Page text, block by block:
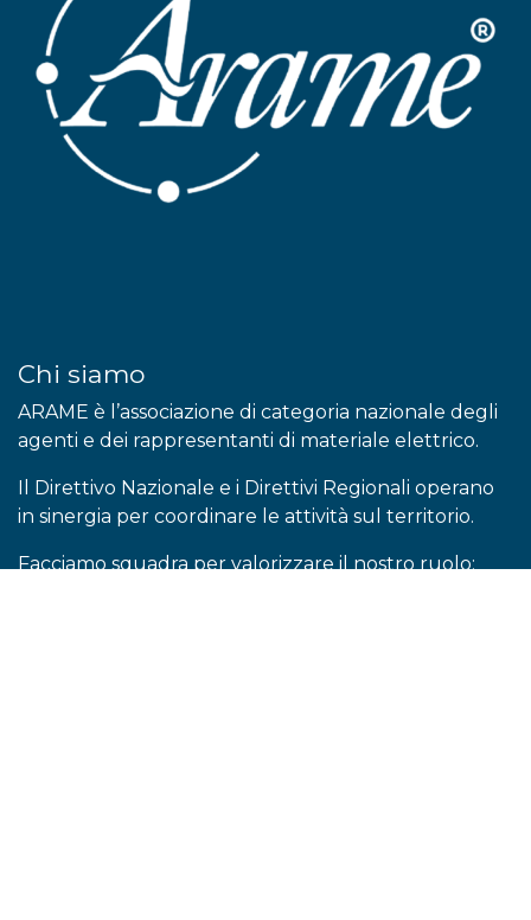
Chi siamo
ARAME è l’associazione di categoria nazionale degli
agenti e dei rappresentanti di materiale elettrico.
Il Direttivo Nazionale e i Direttivi Regionali operano
in sinergia per coordinare le attività sul territorio.
Facciamo squadra per valorizzare il nostro ruolo: